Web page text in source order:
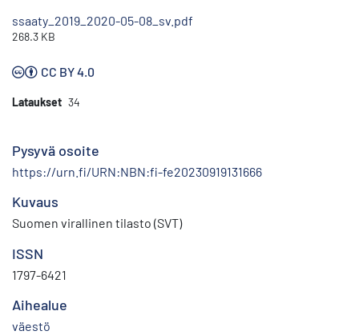
ssaaty_2019_2020-05-08_sv.pdf
268.3 KB
CC BY 4.0
Lataukset 34
Pysyvä osoite
https://urn.fi/URN:NBN:fi-fe20230919131666
Kuvaus
Suomen virallinen tilasto (SVT)
ISSN
1797-6421
Aihealue
väestö